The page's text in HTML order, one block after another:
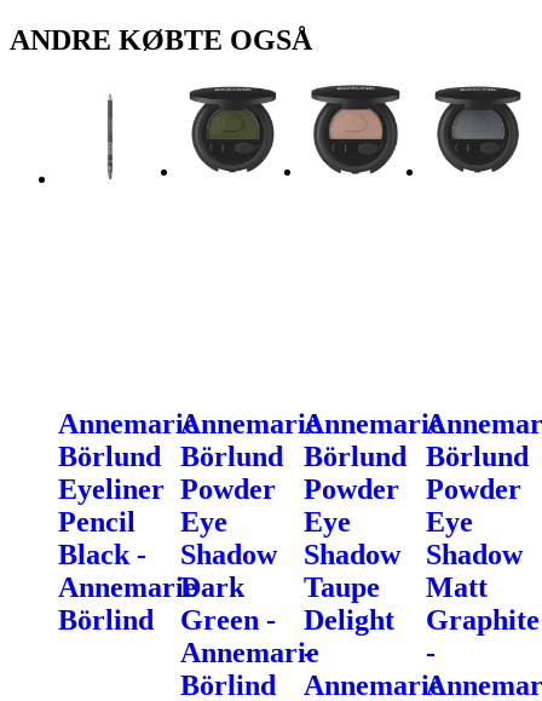
ANDRE KØBTE OGSÅ
Annemarie
Börlund
Eyeliner
Pencil
Black -
Annemarie
Börlind
Annemarie
Börlund
Powder
Eye
Shadow
Dark
Green -
Annemarie
Börlind
Annemarie
Börlund
Powder
Eye
Shadow
Taupe
Delight
-
Annemarie
Börlund
Powder
Eye
Shadow
Matt
Graphite
-